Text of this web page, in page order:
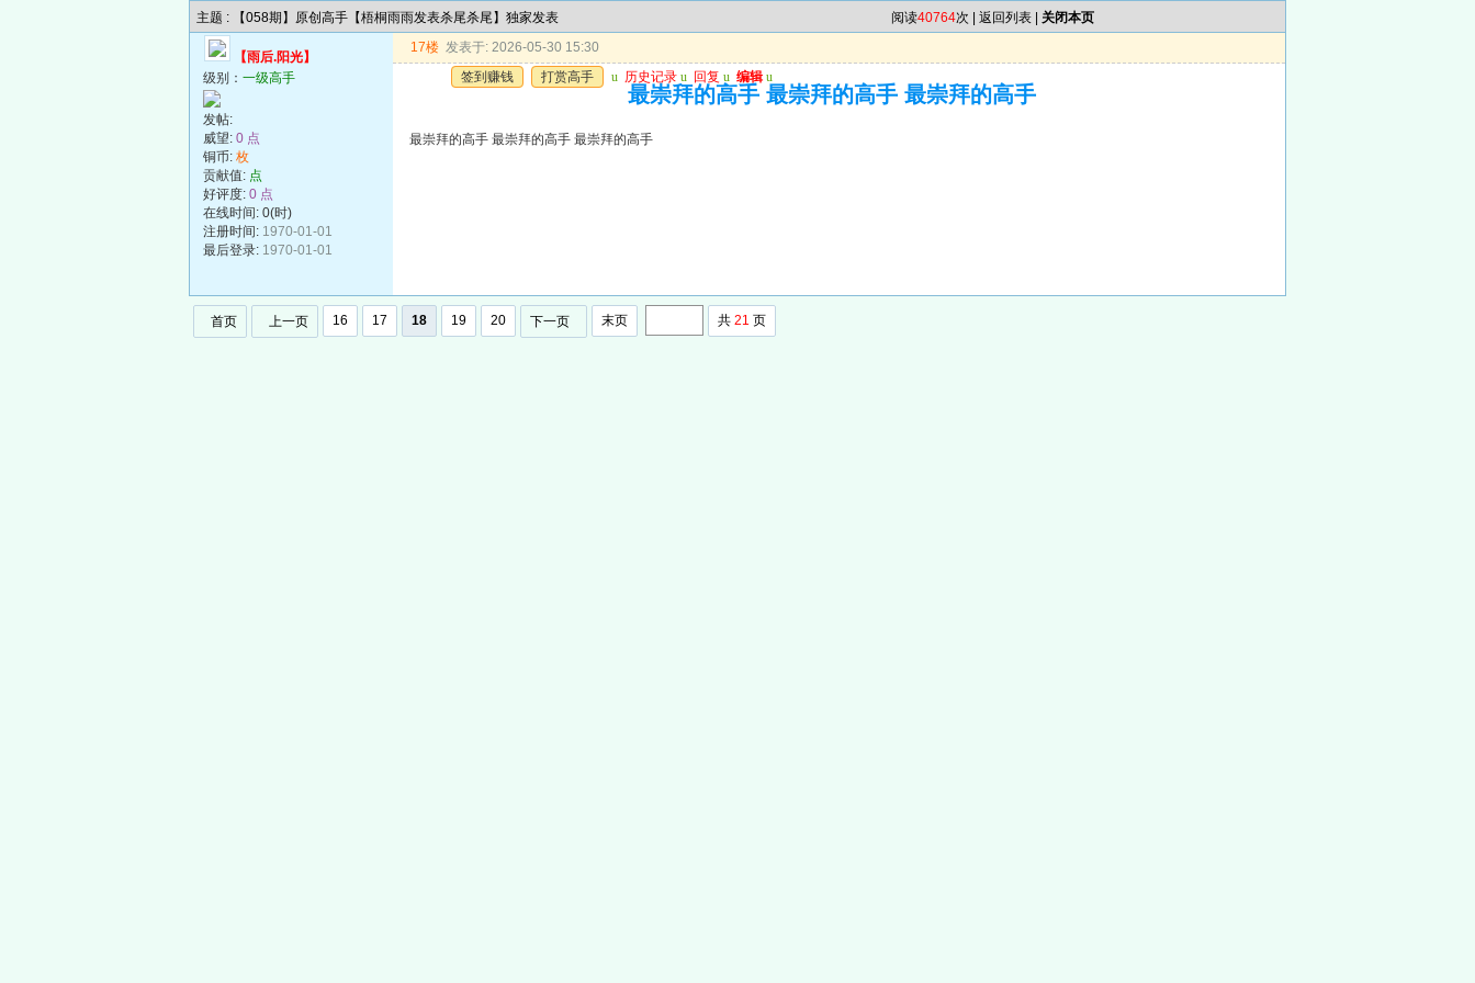
主题 : 【058期】原创高手【梧桐雨雨发表杀尾杀尾】独家发表 阅读40764次 | 返回列表 关闭本页
【雨后.阳光】
级别： 一级高手
发帖:
威望: 0 点
铜币: 枚
贡献值: 点
好评度: 0 点
在线时间: 0(时)
注册时间: 1970-01-01
最后登录: 1970-01-01
17楼 发表于: 2026-05-30 15:30
签到赚钱
打赏高手 u 历史记录 u 回复 u 编辑 u
最崇拜的高手 最崇拜的高手 最崇拜的高手
最崇拜的高手 最崇拜的高手 最崇拜的高手
首页 上一页 16 17 18 19 20 下一页 末页 共 21 页